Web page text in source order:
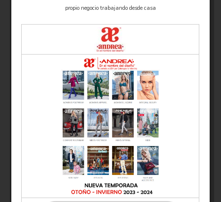
propio negocio trabajando desde casa